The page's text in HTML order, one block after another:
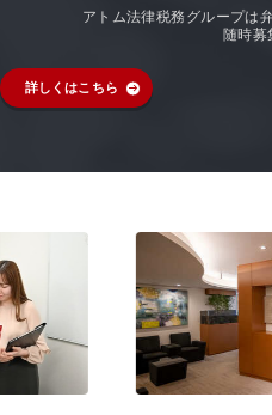
アトム法律税務グループは
随時募
詳しくはこちら